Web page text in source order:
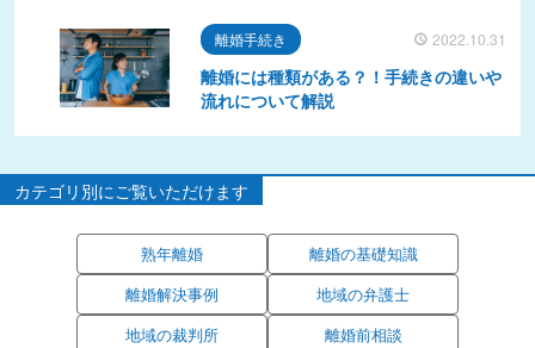
離婚手続き 2022.10.31
離婚には種類がある？！手続きの違いや
流れについて解説
カテゴリ別にご覧いただけます
熟年離婚
離婚の基礎知識
離婚解決事例
地域の弁護士
地域の裁判所
離婚前相談